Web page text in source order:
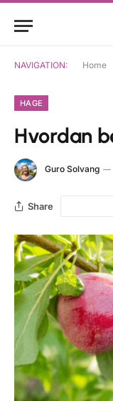
NAVIGATION: Home
HAGE
Hvordan
Guro Solvang
Share